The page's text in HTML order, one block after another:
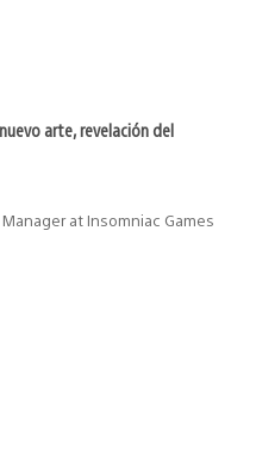
arte, revelación del
at Insomniac Games